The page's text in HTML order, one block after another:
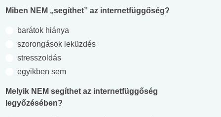
Miben NEM „segíthet” az internetfüggőség?
barátok hiánya
szorongások leküzdés
stresszoldás
egyikben sem
Melyik NEM segíthet az internetfüggőség
legyőzésében?